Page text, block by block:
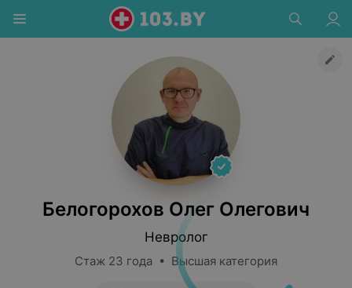
Белогорохов Олег Олегович
Невролог
Стаж 23 года • Высшая категория